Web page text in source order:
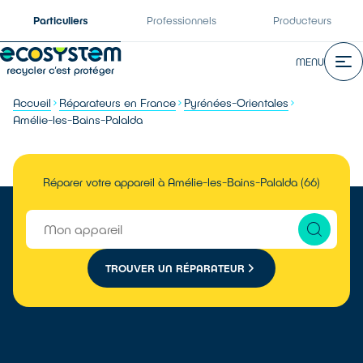
Particuliers Professionnels Producteurs
MENU
Accueil Réparateurs en France
Pyrénées-Orientales
Amélie-les-Bains-Palalda
Réparer votre appareil à Amélie-les-Bains-Palalda (66)
TROUVER UN RÉPARATEUR